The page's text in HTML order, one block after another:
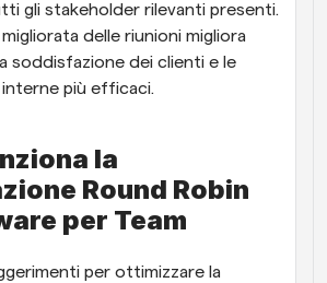
gli stakeholder rilevanti presenti.
delle riunioni migliora
soddisfazione dei clienti e le
più efficaci.
la
Round Robin
per Team
per ottimizzare la